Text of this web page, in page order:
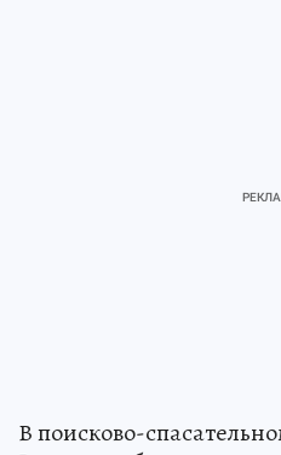
В поисково-